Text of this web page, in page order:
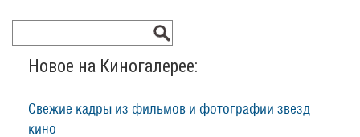
Новое на Киногалерее:
Свежие кадры из фильмов и фотографии звезд
кино